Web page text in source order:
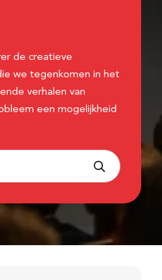
de creatieve
we tegenkomen in het
verhalen van
een mogelijkheid